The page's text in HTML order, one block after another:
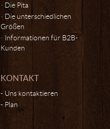
Die Pita
Die unterschiedlichen
Größen
Informationen für B2B-
Kunden
KONTAKT
Uns kontaktieren
Plan